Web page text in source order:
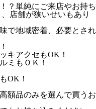
？単純にご来店やお持ち
店舗が狭いせいもあり
で地域密着、必要とされ
キアクセもOK！
ミもＯＫ！
OK！
額品のみを選んで買うお